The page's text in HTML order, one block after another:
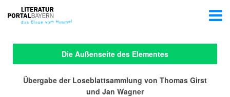
Die Außenseite des Elementes
Übergabe der Loseblattsammlung von Thomas Girst
und Jan Wagner